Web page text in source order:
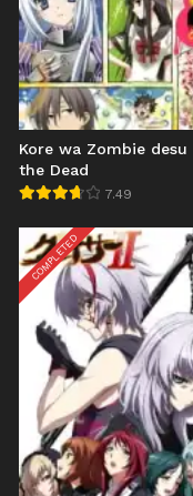
Kore wa Zombie desu
the Dead
7.49
COMPLETED